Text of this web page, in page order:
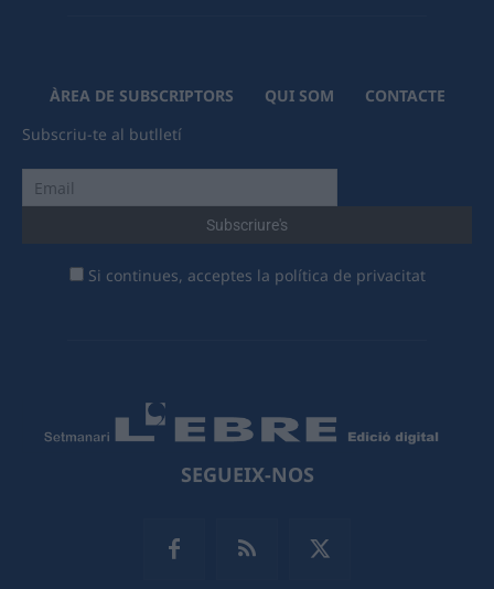
ÀREA DE SUBSCRIPTORS QUI SOM
CONTACTE
Subscriu-te al butlletí
Si continues, acceptes la política de privacitat
SEGUEIX-NOS